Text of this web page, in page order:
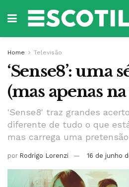
Home Televisão
‘Sense8’: uma
(mas apenas
'Sense8' traz grandes
diferente de tudo o que
mas carrega uma
por Rodrigo Lorenzi 16 de junho